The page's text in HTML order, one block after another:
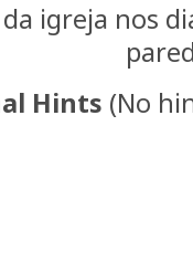
igreja nos
Hints (No